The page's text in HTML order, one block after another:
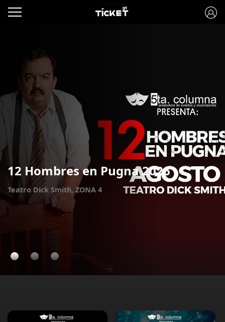
12 Hombres en Pugna 2026
Teatro Dick Smith, ZONA 4